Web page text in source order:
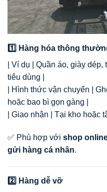
1️⃣ Hàng hóa thông
| Ví dụ | Quần áo, giày
tiêu dùng |
| Hình thức vận chuyển |
hoặc bao bì gọn gàng |
| Giao nhận | Tại kho hoặc
✅ Phù hợp với shop
gửi hàng cá nhân.
2️⃣ Hàng dễ vỡ